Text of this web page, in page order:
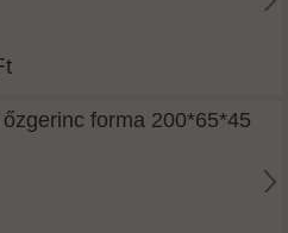
forma 200*65*45